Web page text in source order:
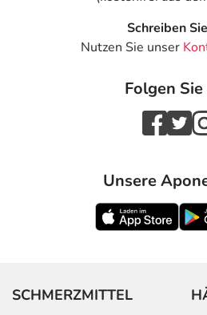
Schreiben
Nutzen Sie unser
Folgen
Unsere
SCHMERZMITTEL